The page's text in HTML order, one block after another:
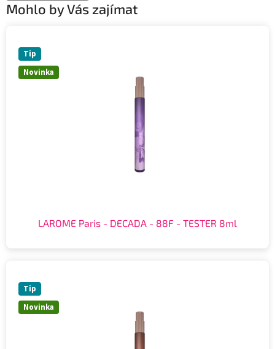
Mohlo by Vás zajímat
Novinka
Tip
LAROME Paris - DECADA - 88F - TESTER 8ml
Novinka
Tip